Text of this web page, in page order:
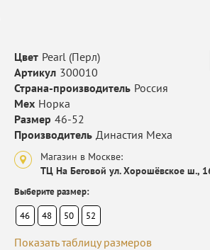
Цвет Pearl (Перл)
Артикул 300010
Страна-производитель Россия
Мех Норка
Размер 46-52
Производитель Династия Меха
Магазин в Москве:
ТЦ На Беговой ул. Хорошёвское ш.,
Выберите размер:
46
48 50 52
Показать таблицу размеров